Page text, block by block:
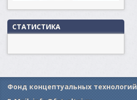
СТАТИСТИКА
Фонд концептуальных технологий